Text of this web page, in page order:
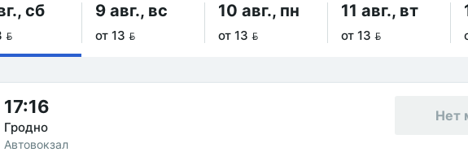
сб

9 авг., вс
от 13 
10 авг., пн
от 13 
11 авг., вт
от 13 
17:16
Гродно
Автовокзал
Нет